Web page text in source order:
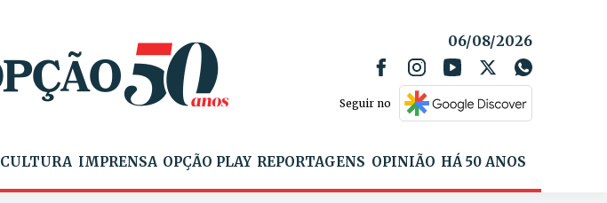
06/08/2026
Seguir no
CULTURA IMPRENSA OPÇÃO PLAY REPORTAGENS OPINIÃO HÁ 50 ANOS